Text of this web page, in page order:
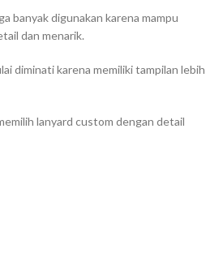
banyak digunakan karena mampu
dan menarik.
diminati karena memiliki tampilan lebih
lanyard custom dengan detail